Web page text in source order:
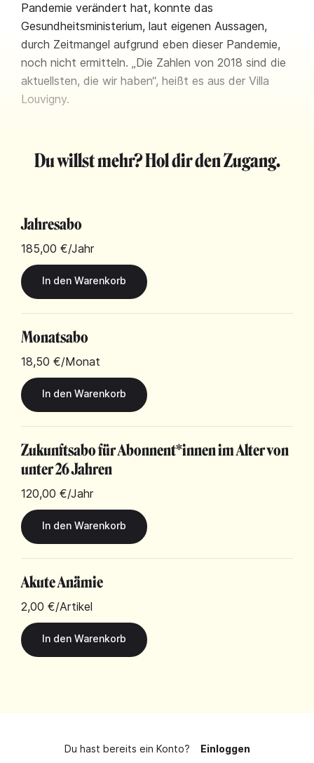
Pandemie verändert hat, konnte das
Gesundheitsministerium, laut eigenen Aussagen,
durch Zeitmangel aufgrund eben dieser Pandemie,
noch nicht ermitteln. „Die Zahlen von 2018 sind die
aktuellsten, die wir haben“, heißt es aus der Villa
Louvigny.
Du willst mehr? Hol dir den Zugang.
Jahresabo
185,00 €/Jahr
Monatsabo
18,50 €/Monat
Zukunftsabo für Abonnent*innen im Alter von
unter 26 Jahren
120,00 €/Jahr
Akute Anämie
2,00 €/Artikel
Du hast bereits ein Konto? Einloggen